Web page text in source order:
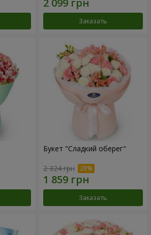
Заказать
Букет "Сладкий оберег"
2 324 грн
Заказать